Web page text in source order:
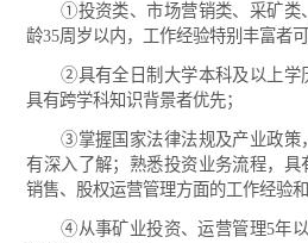
①投资类、市场营销类、采矿类
龄35周岁以内，工作经验特别丰富者可
②具有全日制大学本科及以上学历
具有跨学科知识背景者优先；
③掌握国家法律法规及产业政策
有深入了解；熟悉投资业务流程，具
销售、股权运营管理方面的工作经验和
④从事矿业投资、运营管理5年以